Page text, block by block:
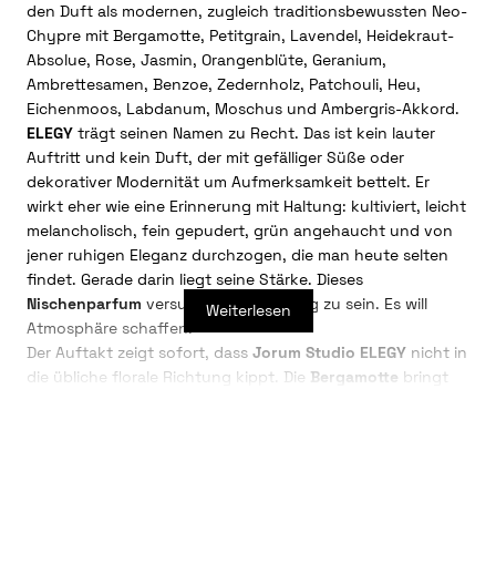
den Duft als modernen, zugleich traditionsbewussten Neo-
Chypre mit Bergamotte, Petitgrain, Lavendel, Heidekraut-
Absolue, Rose, Jasmin, Orangenblüte, Geranium,
Ambrettesamen, Benzoe, Zedernholz, Patchouli, Heu,
Eichenmoos, Labdanum, Moschus und Ambergris-Akkord.
ELEGY trägt seinen Namen zu Recht. Das ist kein lauter
Auftritt und kein Duft, der mit gefälliger Süße oder
dekorativer Modernität um Aufmerksamkeit bettelt. Er
wirkt eher wie eine Erinnerung mit Haltung: kultiviert, leicht
melancholisch, fein gepudert, grün angehaucht und von
jener ruhigen Eleganz durchzogen, die man heute selten
findet. Gerade darin liegt seine Stärke. Dieses
Nischenparfum versucht nicht, gefällig zu sein. Es will
Atmosphäre schaffen.
Der Auftakt zeigt sofort, dass Jorum Studio ELEGY nicht in
die übliche florale Richtung kippt. Die Bergamotte bringt
Weiterlesen